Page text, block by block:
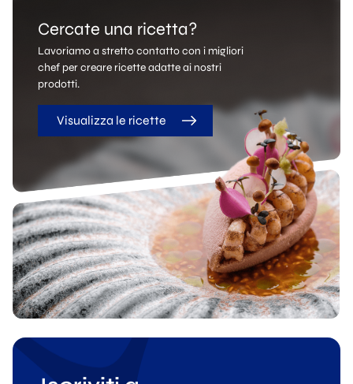
Cercate una ricetta?
Lavoriamo a stretto contatto con i migliori
chef per creare ricette adatte ai nostri
prodotti.
Visualizza le ricette